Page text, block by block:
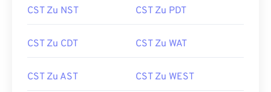
CST Zu NST CST Zu PDT
CST Zu CDT CST Zu WAT
CST Zu AST CST Zu WEST